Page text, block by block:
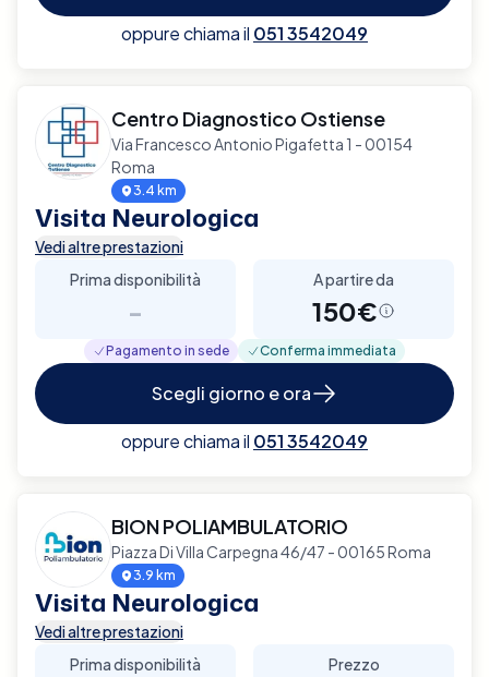
oppure chiama il 051 3542049
Centro Diagnostico Ostiense
Via Francesco Antonio Pigafetta 1 - 00154
Roma
3.4 km
Visita Neurologica
Vedi altre prestazioni
Prima disponibilità
-
A partire da
150€
Pagamento in sede Conferma immediata
Scegli giorno e ora
oppure chiama il 051 3542049
BION POLIAMBULATORIO
Piazza Di Villa Carpegna 46/47 - 00165 Roma
3.9 km
Visita Neurologica
Vedi altre prestazioni
Prima disponibilità
Prezzo